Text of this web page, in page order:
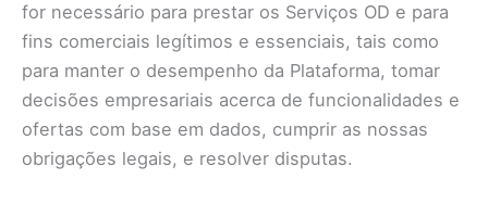
for necessário para prestar os Serviços OD e para
fins comerciais legítimos e essenciais, tais como
para manter o desempenho da Plataforma, tomar
decisões empresariais acerca de funcionalidades e
ofertas com base em dados, cumprir as nossas
obrigações legais, e resolver disputas.